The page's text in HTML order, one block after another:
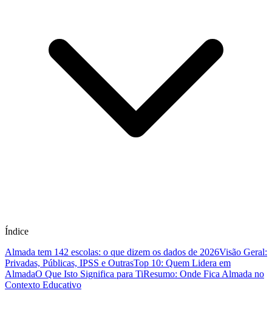
Índice
Almada tem 142 escolas: o que dizem os dados de 2026Visão Geral:
Privadas, Públicas, IPSS e OutrasTop 10: Quem Lidera em
AlmadaO Que Isto Significa para TiResumo: Onde Fica Almada no
Contexto Educativo